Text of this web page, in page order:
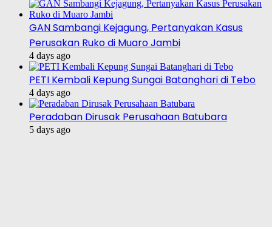
GAN Sambangi Kejagung, Pertanyakan Kasus
Perusakan Ruko di Muaro Jambi
4 days ago
PETI Kembali Kepung Sungai Batanghari di Tebo
4 days ago
Peradaban Dirusak Perusahaan Batubara
5 days ago